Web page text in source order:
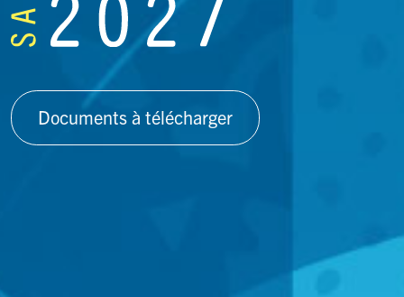
Documents à télécharger